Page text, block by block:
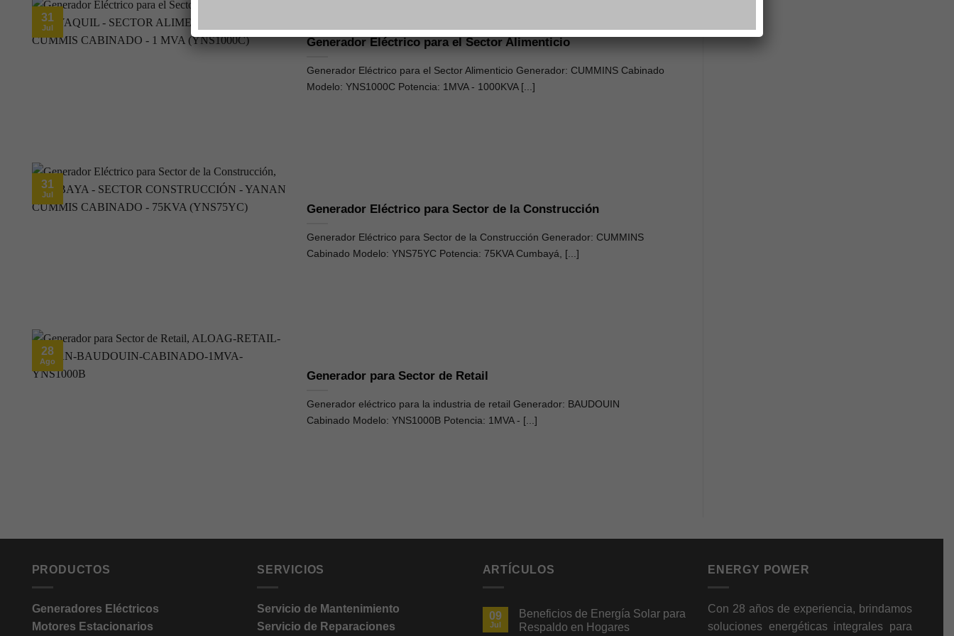
Generador Eléctrico para el Sector Alimenticio
Generador Eléctrico para el Sector Alimenticio Generador: CUMMINS Cabinado
Modelo: YNS1000C Potencia: 1MVA - 1000KVA [...]
31
Jul
Generador Eléctrico para Sector de la Construcción
Generador Eléctrico para Sector de la Construcción Generador: CUMMINS
Cabinado Modelo: YNS75YC Potencia: 75KVA Cumbayá, [...]
31
Jul
Generador para Sector de Retail
Generador eléctrico para la industria de retail Generador: BAUDOUIN
Cabinado Modelo: YNS1000B Potencia: 1MVA - [...]
28
Ago
PRODUCTOS
Generadores Eléctricos
Motores Estacionarios
SERVICIOS
Servicio de Mantenimiento
Servicio de Reparaciones
ARTÍCULOS
09
Jul
Beneficios de Energía Solar para
Respaldo en Hogares
ENERGY POWER
Con 28 años de experiencia, brindamos
soluciones energéticas integrales para